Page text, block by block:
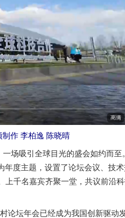
作 李柏逸 陈晓晴
场吸引全球目光的盛会如约而至
年度主题，设置了论坛会议、技
千名嘉宾齐聚一堂，共议前沿
坛年会已经成为我国创新驱动